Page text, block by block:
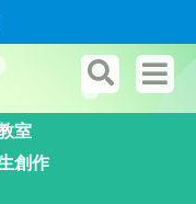
室
創作